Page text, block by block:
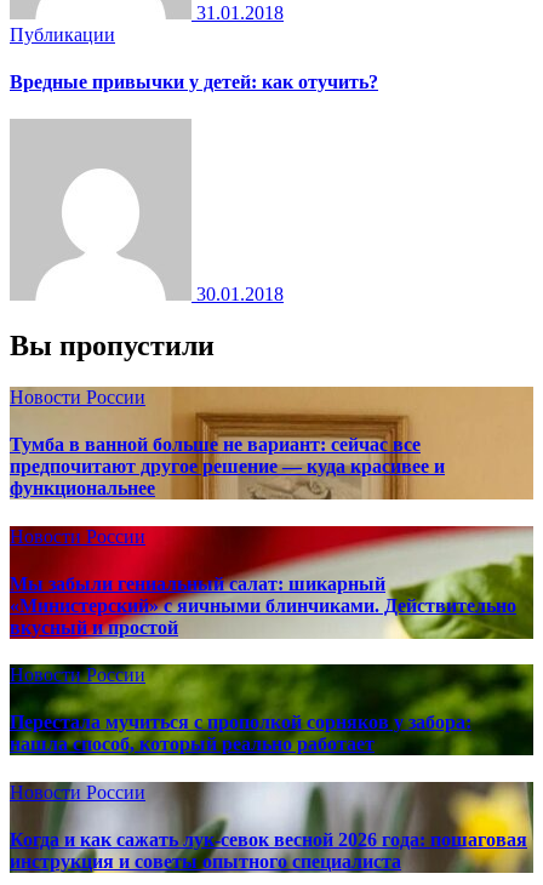
31.01.2018
Публикации
Вредные привычки у детей: как отучить?
30.01.2018
Вы пропустили
Новости России
Тумба в ванной больше не вариант: сейчас все
предпочитают другое решение — куда красивее и
функциональнее
Новости России
Мы забыли гениальный салат: шикарный
«Министерский» с яичными блинчиками. Действительно
вкусный и простой
Новости России
Перестала мучиться с прополкой сорняков у забора:
нашла способ, который реально работает
Новости России
Когда и как сажать лук-севок весной 2026 года: пошаговая
инструкция и советы опытного специалиста